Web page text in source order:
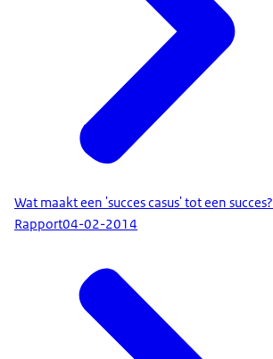
Wat maakt een 'succes casus' tot een succes?
Rapport04-02-2014